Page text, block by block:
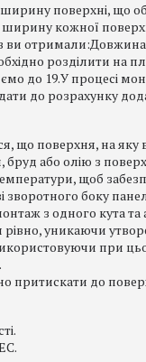
поверхні, що
кожної
ви отримали:Довжина
розділити на
до 19.У процесі
до розрахунку
що поверхня, на яку
або олію з
щоб
зворотного боку
з одного кута
рівно, уникаючи
при
притискати до